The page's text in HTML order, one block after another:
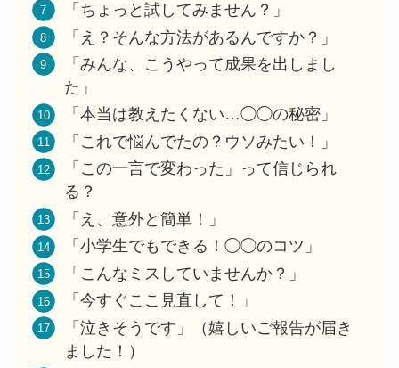
「ちょっと試してみません？」
「え？そんな方法があるんですか？」
「みんな、こうやって成果を出しまし
た」
「本当は教えたくない…◯◯の秘密」
「これで悩んでたの？ウソみたい！」
「この一言で変わった」って信じられ
る？
「え、意外と簡単！」
「小学生でもできる！◯◯のコツ」
「こんなミスしていませんか？」
「今すぐここ見直して！」
「泣きそうです」（嬉しいご報告が届き
ました！）